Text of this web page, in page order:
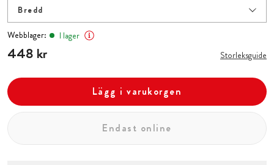
Bredd
Webblager: I lager
Pris:448 kr
448 kr Storleksguide
Lägg i varukorgen
Endast online